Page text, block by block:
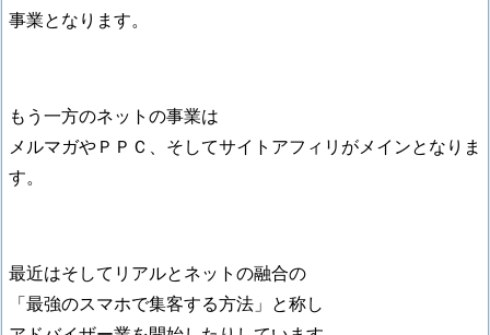
事業となります。
もう一方のネットの事業は
メルマガやＰＰＣ、そしてサイトアフィリがメインとなりま
す。
最近はそしてリアルとネットの融合の
「最強のスマホで集客する方法」と称し